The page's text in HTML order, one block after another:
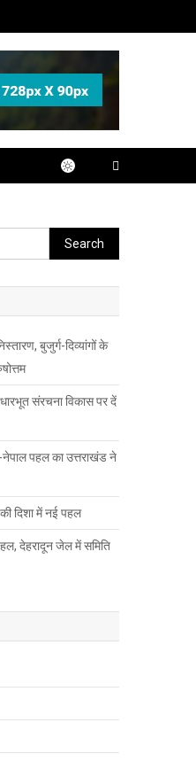
Search
for:
बुजुर्ग-दिव्यांगों के
संरचना विकास पर दें
पहल का उत्तराखंड ने
दिशा में नई पहल
देहरादून जेल में समिति